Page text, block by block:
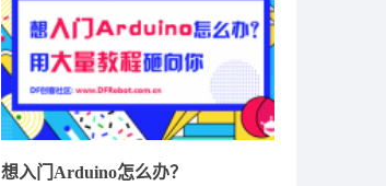
想入门Arduino怎么办？